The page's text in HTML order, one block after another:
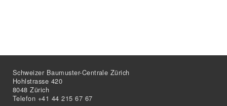
Schweizer Baumuster-Centrale Zürich
Hohlstrasse 420
8048 Zürich
Telefon +41 44 215 67 67